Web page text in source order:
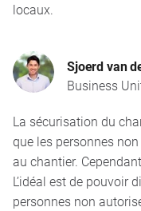
locaux.
Sjoerd van
Business
La sécurisation du
que les personnes
au chantier.
L’idéal est de pouvoir
personnes non